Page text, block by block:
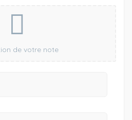
de votre note